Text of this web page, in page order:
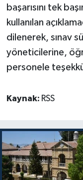
başarısını tek
kullanılan
dilenerek, sınav
yöneticilerine,
personele
Kaynak: RSS